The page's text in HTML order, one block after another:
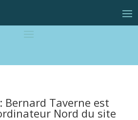
Bernard Taverne est
Nord du site